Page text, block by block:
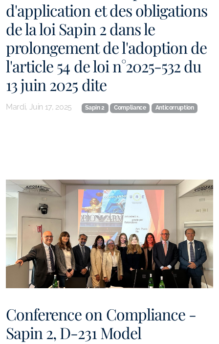
d'application et des obligations
de la loi Sapin 2 dans le
prolongement de l'adoption de
l'article 54 de loi n°2025-532 du
13 juin 2025 dite
Mardi, Juin 17, 2025 Sapin 2 Compliance Anticorruption
Conference on Compliance -
Sapin 2, D-231 Model